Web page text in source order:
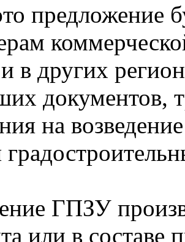
предложение
в других
документов,
на
ГПЗУ
или в составе